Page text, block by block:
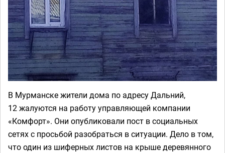
В Мурманске жители дома по адресу Дальний,
12 жалуются на работу управляющей компании
«Комфорт». Они опубликовали пост в социальных
сетях с просьбой разобраться в ситуации. Дело в том,
что один из шиферных листов на крыше деревянного